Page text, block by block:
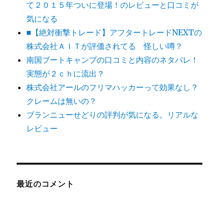
て２０１５年ついに登場！のレビューと口コミが
気になる
■【絶対衝撃トレード】アフタートレードNEXTの
株式会社ＡＩＴが評価されてる 怪しい噂？
南国ブートキャンプの口コミと内容のネタバレ！
実態が２ｃｈに流出？
株式会社アールのフリマハッカーって効果なし？
クレームは無いの？
ブランニューせどりの評判が気になる。リアルな
レビュー
最近のコメント